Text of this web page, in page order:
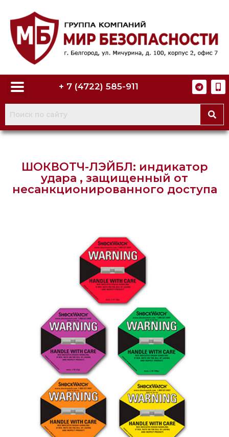
+ 7 (4722) 585-911
ШОКВОТЧ-ЛЭЙБЛ: индикатор
удара , защищенный от
несанкционированного доступа